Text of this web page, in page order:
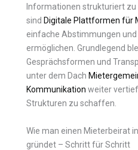
Informationen strukturiert
sind Digitale Plattformen für
einfache Abstimmungen
ermöglichen. Grundlegend
Gesprächsformen und
unter dem Dach
Kommunikation weiter
Strukturen zu schaffen.
Wie man einen Mieterbeirat
gründet – Schritt für Schritt